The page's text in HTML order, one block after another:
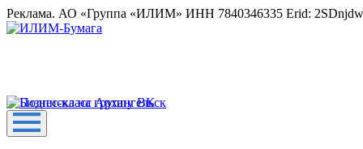
Реклама. АО «Группа «ИЛИМ» ИНН 7840346335 Erid: